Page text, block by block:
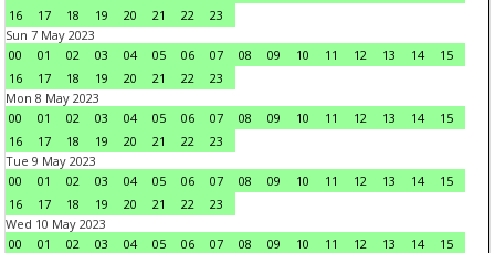
16
17 18 19 20 21 22
23
Sun 7 May 2023
00
01 02 03 04 05 06 07 08 09 10 11 12 13 14
15
16
17 18 19 20 21 22
23
Mon 8 May 2023
00
01 02 03 04 05 06 07 08 09 10 11 12 13 14
15
16
17 18 19 20 21 22
23
Tue 9 May 2023
00
01 02 03 04 05 06 07 08 09 10 11 12 13 14
15
16
17 18 19 20 21 22
23
Wed 10 May 2023
00
01 02 03 04 05 06 07 08 09 10 11 12 13 14
15